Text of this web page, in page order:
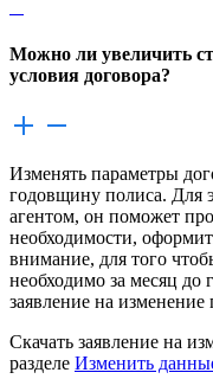
Можно ли увеличить
условия договора?
Изменять параметры
годовщину полиса. Для
агентом, он поможет
необходимости,
внимание, для того
необходимо за месяц
заявление на
Скачать заявление на
разделе Изменить